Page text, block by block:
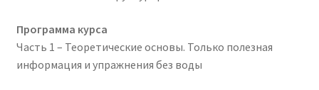
Программа курса
Часть 1 – Теоретические основы. Только полезная
информация и упражнения без воды